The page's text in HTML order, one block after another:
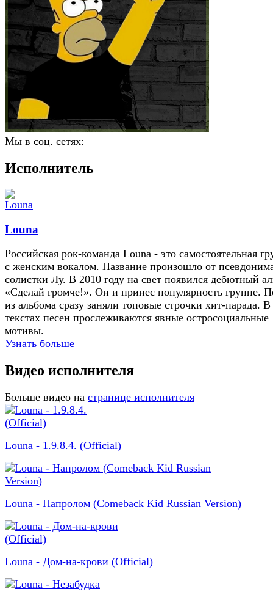
Мы в соц. сетях:
Исполнитель
Louna
Российская рок-команда Louna - это самостоятельная
с женским вокалом. Название произошло от
солистки Лу. В 2010 году на свет появился дебютный
«Сделай громче!». Он и принес популярность группе.
из альбома сразу заняли топовые строчки хит-парада. В
текстах песен прослеживаются явные остроcоциальные
мотивы.
Узнать больше
Видео исполнителя
Больше видео на странице исполнителя
Louna - 1.9.8.4. (Official)
Louna - Напролом (Comeback Kid Russian Version)
Louna - Дом-на-крови (Official)